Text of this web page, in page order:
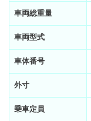
車両総重量
車両型式
車体番号
外寸
乗車定員